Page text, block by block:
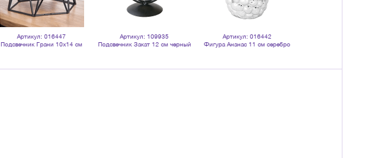
Артикул: 016447
Подсвечник Грани 10х14 см
Артикул: 109935
Подсвечник Закат 12 см черный
Артикул: 016442
Фигура Ананас 11 см серебро